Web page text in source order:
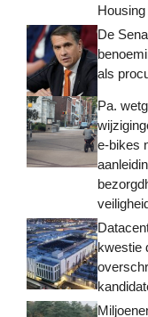
De
als
Pa.
e-bikes
veiligheid
kwestie